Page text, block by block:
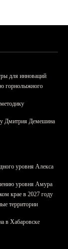
для инноваций
горнолыжного
Дмитрия Демешина
уровня Алекса
уровня Амура
крае в 2027 году
территории
в Хабаровске